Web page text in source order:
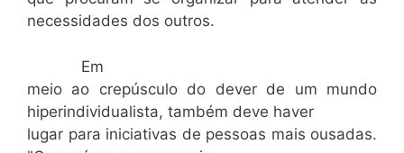
necessidades dos outros.
Em
meio ao crepúsculo do dever de um mundo
hiperindividualista, também deve haver
lugar para iniciativas de pessoas mais ousadas.